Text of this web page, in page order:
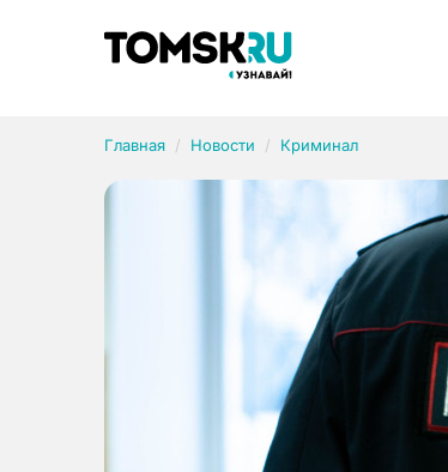
Главная Новости Криминал
Рубрики